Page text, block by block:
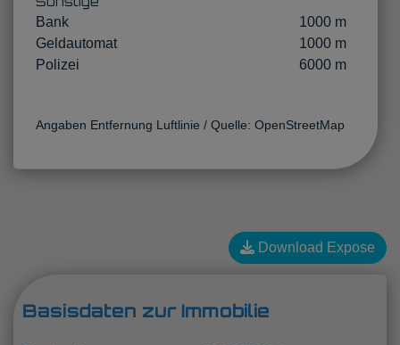
Bank
1000 m
Geldautomat
1000 m
Polizei
6000 m
Angaben Entfernung Luftlinie / Quelle: OpenStreetMap
Download Expose
Basisdaten zur Immobilie